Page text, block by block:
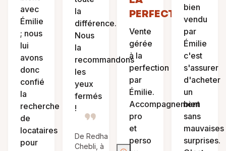
avec
Émilie
; nous
lui
avons
donc
confié
la
recherche
de
locataires
pour
la
différence.
Nous
la
recommandons
les
yeux
fermés
!
De Redha
Chebli, à
PERFECTION
Vente
gérée
à la
perfection
par
Émilie.
Accompagnement
pro
et
perso
bien
vendu
par
Émilie
c'est
s'assurer
d'acheter
un
bien
sans
mauvaises
surprises.